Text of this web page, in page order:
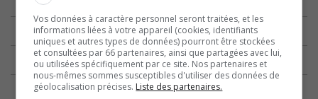
Vos données à caractère personnel seront traitées, et les
informations liées à votre appareil (cookies, identifiants
uniques et autres types de données) pourront être stockées
et consultées par 66 partenaires, ainsi que partagées avec lui,
ou utilisées spécifiquement par ce site. Nos partenaires et
nous-mêmes sommes susceptibles d'utiliser des données de
géolocalisation précises. Liste des partenaires.